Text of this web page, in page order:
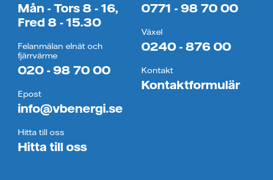
Mån - Tors 8 - 16,
Fred 8 - 15.30
Felanmälan elnät och
fjärrvärme
020 - 98 70 00
Epost
info@vbenergi.se
Hitta till oss
Hitta till oss
0771 - 98 70 00
Växel
0240 - 876 00
Kontakt
Kontaktformulär